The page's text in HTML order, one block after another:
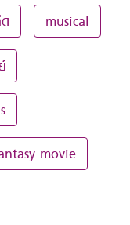
musical
movie